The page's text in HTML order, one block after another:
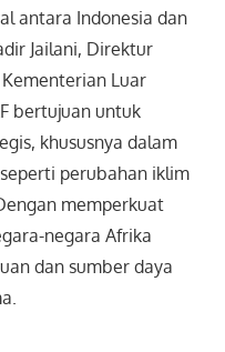
antara Indonesia dan
Jailani, Direktur
Luar
bertujuan untuk
khususnya dalam
perubahan iklim
memperkuat
negara Afrika
dan sumber daya